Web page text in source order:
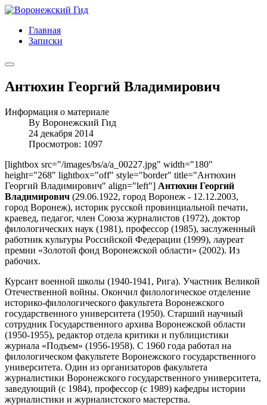
Главная
Записки
Антюхин Георгий Владимирович
Информация о материале
By Воронежский Гид
24 декабря 2014
Просмотров: 1097
[lightbox src="/images/bs/a/a_00227.jpg" width="180"
height="268" lightbox="off" style="border" title="Антюхин
Георгий Владимирович" align="left"] Антюхин Георгий
Владимирович (29.06.1922, город Воронеж - 12.12.2003,
город Воронеж), историк русской провинциальной печати,
краевед, педагог, член Союза журналистов (1972), доктор
филологических наук (1981), профессор (1985), заслуженный
работник культуры Российской Федерации (1999), лауреат
премии «Золотой фонд Воронежской области» (2002). Из
рабочих.
Курсант военной школы (1940-1941, Рига). Участник Великой
Отечественной войны. Окончил филологическое отделение
историко-филологического факультета Воронежского
государственного университета (1950). Старший научный
сотрудник Государственного архива Воронежской области
(1950-1955), редактор отдела критики и публицистики
журнала «Подъем» (1956-1958). С 1960 года работал на
филологическом факультете Воронежского государственного
университета. Один из организаторов факультета
журналистики Воронежского государственного университета,
заведующий (с 1984), профессор (с 1989) кафедры истории
журналистики и журналистского мастерства.